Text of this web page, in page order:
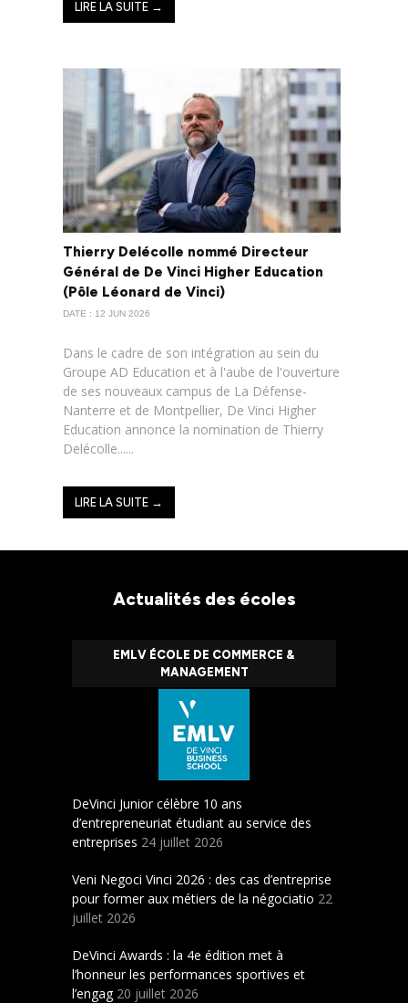
LIRE LA SUITE →
Thierry Delécolle nommé Directeur
Général de De Vinci Higher Education
(Pôle Léonard de Vinci)
DATE : 12 JUN 2026
Dans le cadre de son intégration au sein du
Groupe AD Education et à l'aube de l'ouverture
de ses nouveaux campus de La Défense-
Nanterre et de Montpellier, De Vinci Higher
Education annonce la nomination de Thierry
Delécolle......
LIRE LA SUITE →
Actualités des écoles
EMLV ÉCOLE DE COMMERCE &
MANAGEMENT
DeVinci Junior célèbre 10 ans
d’entrepreneuriat étudiant au service des
entreprises 24 juillet 2026
Veni Negoci Vinci 2026 : des cas d’entreprise
pour former aux métiers de la négociatio 22
juillet 2026
DeVinci Awards : la 4e édition met à
l’honneur les performances sportives et
l’engag 20 juillet 2026